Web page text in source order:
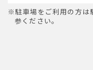
駐車場をご利用の方は
参ください。